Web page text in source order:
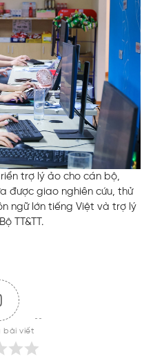
trợ lý ảo cho cán bộ,
được giao nghiên cứu, thử
ngữ lớn tiếng Việt và trợ lý
TT&TT.
bài viết